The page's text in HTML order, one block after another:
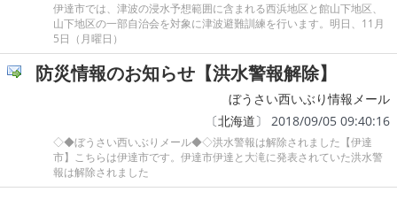
伊達市では、津波の浸水予想範囲に含まれる西浜地区と館山下地区、
山下地区の一部自治会を対象に津波避難訓練を行います。明日、11月
5日（月曜日）
防災情報のお知らせ【洪水警報解除】
ぼうさい西いぶり情報メール
〔北海道〕 2018/09/05 09:40:16
◇◆ぼうさい西いぶりメール◆◇洪水警報は解除されました【伊達
市】こちらは伊達市です。伊達市伊達と大滝に発表されていた洪水警
報は解除されました